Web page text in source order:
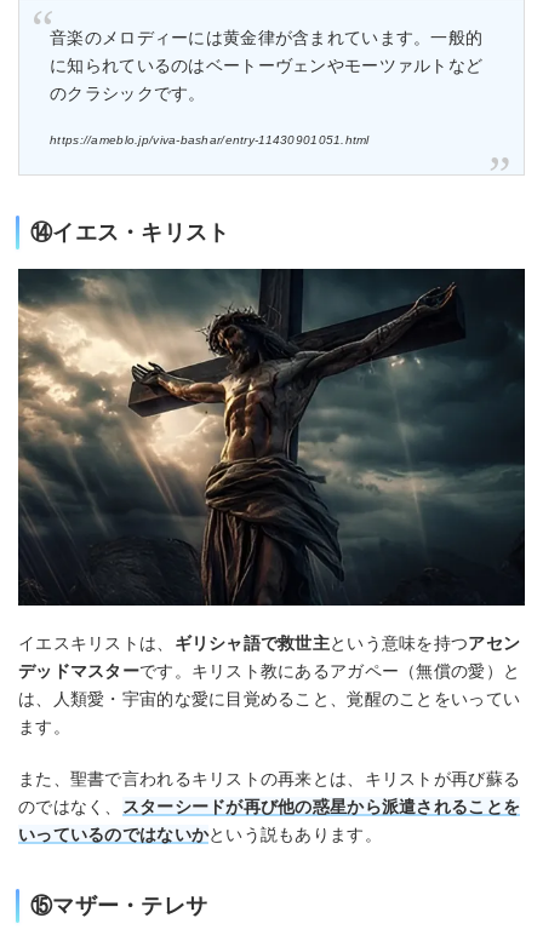
音楽のメロディーには黄金律が含まれています。一般的
に知られているのはベートーヴェンやモーツァルトなど
のクラシックです。
https://ameblo.jp/viva-bashar/entry-11430901051.html
⑭イエス・キリスト
イエスキリストは、 ギリシャ語で救世主という意味を持つアセン
デッドマスターです。キリスト教にあるアガペー（無償の愛）と
は、人類愛・宇宙的な愛に目覚めること、覚醒のことをいってい
ます。
また、聖書で言われるキリストの再来とは、キリストが再び蘇る
のではなく、
スターシードが再び他の惑星から派遣されることを
いっているのではないかという説もあります。
⑮マザー・テレサ